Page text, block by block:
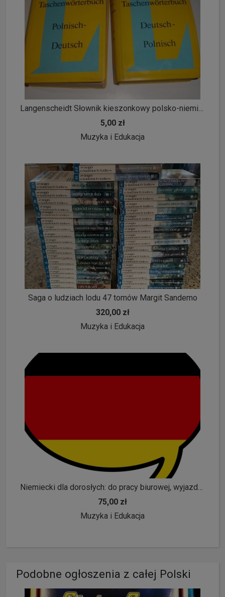
Langenscheidt Słownik kieszonkowy polsko-niemiecki niemiecko-polski
5,00 zł
Muzyka i Edukacja
Saga o ludziach lodu 47 tomów Margit Sandemo
320,00 zł
Muzyka i Edukacja
Niemiecki dla dorosłych: do pracy biurowej, wyjazdu do Niemiec lub dla siebie!
75,00 zł
Muzyka i Edukacja
Podobne ogłoszenia z całej Polski